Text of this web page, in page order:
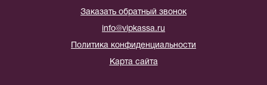
Заказать обратный звонок
info@vipkassa.ru
Политика конфиденциальности
Карта сайта